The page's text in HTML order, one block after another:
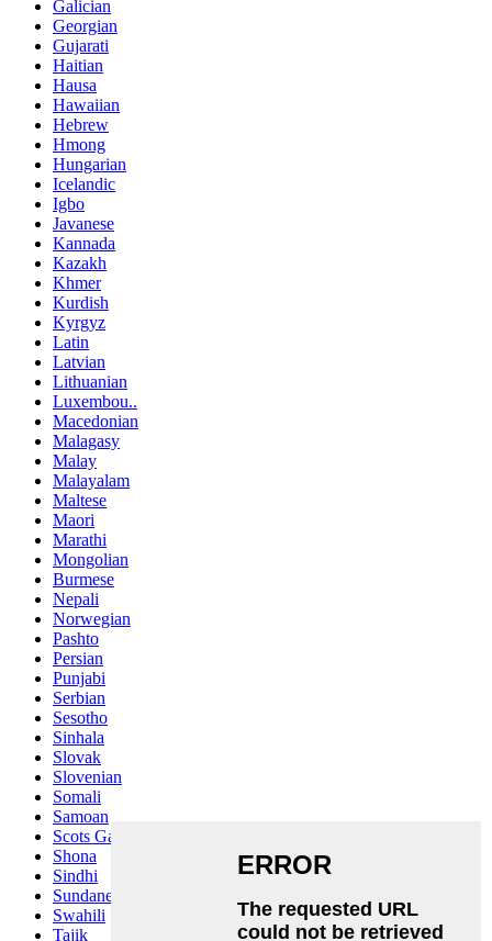
Galician
Georgian
Gujarati
Haitian
Hausa
Hawaiian
Hebrew
Hmong
Hungarian
Icelandic
Igbo
Javanese
Kannada
Kazakh
Khmer
Kurdish
Kyrgyz
Latin
Latvian
Lithuanian
Luxembou..
Macedonian
Malagasy
Malay
Malayalam
Maltese
Maori
Marathi
Mongolian
Burmese
Nepali
Norwegian
Pashto
Persian
Punjabi
Serbian
Sesotho
Sinhala
Slovak
Slovenian
Somali
Samoan
Scots Gaelic
Shona
Sindhi
Sundanese
Swahili
Tajik